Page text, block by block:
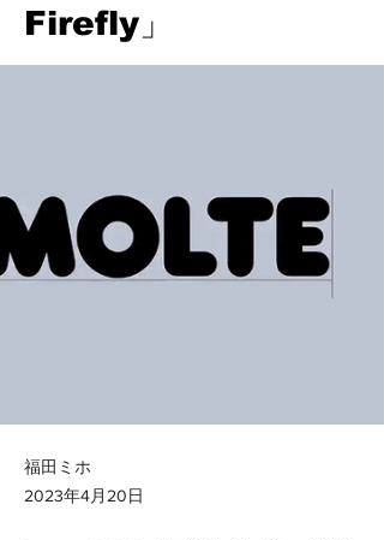
Firefly」
福田ミホ
2023年4月20日